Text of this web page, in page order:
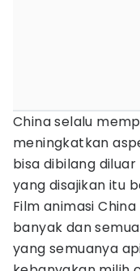
China selalu
meningkatkan
bisa dibilang
yang disajikan itu
Film animasi
banyak dan
yang semuanya